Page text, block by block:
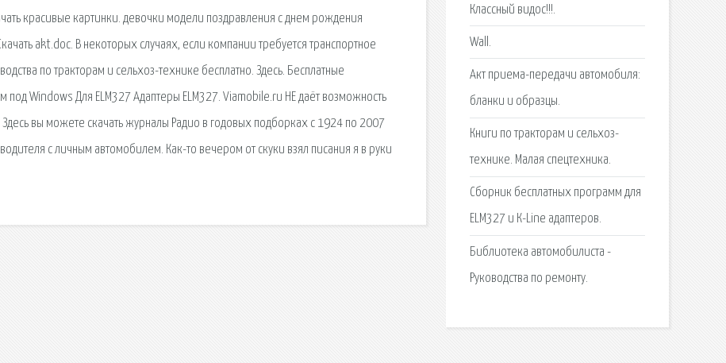
красивые картинки. девочки модели поздравления с днем рождения
akt.doc. В некоторых случаях, если компании требуется транспортное
по тракторам и сельхоз-технике бесплатно. Здесь. Бесплатные
Windows Для ELM327 Адаптеры ELM327. Viamobile.ru НЕ даёт возможность
Здесь вы можете скачать журналы Радио в годовых подборках с 1924 по 2007
с личным автомобилем. Как-то вечером от скуки взял писания я в руки
Классный видос!!!.
Wall.
Акт приема-передачи автомобиля:
бланки и образцы.
Книги по тракторам и сельхоз-
технике. Малая спецтехника.
Сборник бесплатных программ для
ELM327 и К-Line адаптеров.
Библиотека автомобилиста -
Руководства по ремонту.